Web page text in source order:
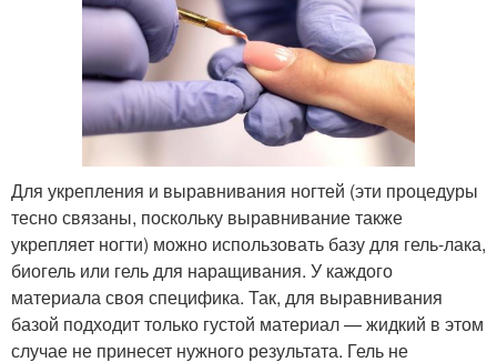
Для укрепления и выравнивания ногтей (эти процедуры
тесно связаны, поскольку выравнивание также
укрепляет ногти) можно использовать базу для гель-лака,
биогель или гель для наращивания. У каждого
материала своя специфика. Так, для выравнивания
базой подходит только густой материал — жидкий в этом
случае не принесет нужного результата. Гель не